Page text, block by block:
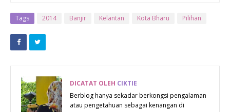
SURUT
BALIK
Tags 2014 Banjir Kelantan Kota Bharu Pilihan
DICATAT OLEH CIKTIE
Berblog hanya sekadar berkongsi pengalaman
atau pengetahuan sebagai kenangan di